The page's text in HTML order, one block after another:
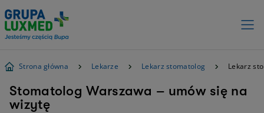
Strona główna Lekarze Lekarz stomatolog Lekarz
Stomatolog Warszawa – umów się na
wizytę